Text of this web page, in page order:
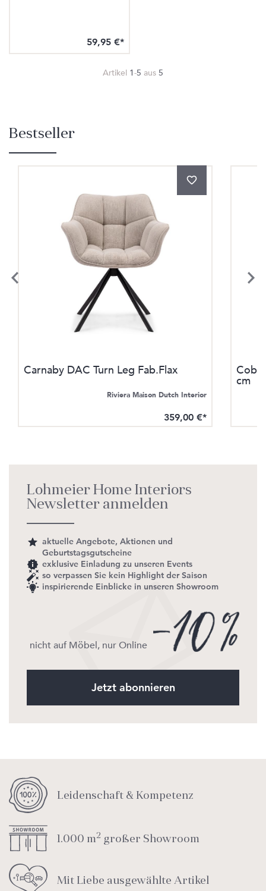
59,95 €*
Artikel 1-5 aus 5
Produktgalerie überspringen
Bestseller
Carnaby DAC Turn Leg Fab.Flax
Riviera Maison Dutch Interior
359,00 €*
cm
Lohmeier Home Interiors
Newsletter anmelden
aktuelle Angebote, Aktionen und
Geburtstagsgutscheine
exklusive Einladung zu unseren Events
so verpassen Sie kein Highlight der Saison
inspirierende Einblicke in unseren Showroom
nicht auf Möbel, nur Online
Jetzt abonnieren
Leidenschaft & Kompetenz
1.000 m2 großer Showroom
Mit Liebe ausgewählte Artikel